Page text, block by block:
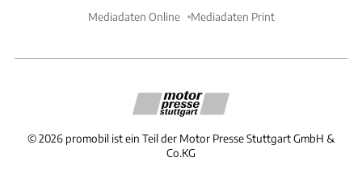
Mediadaten Online Mediadaten Print
©2026 promobil ist ein Teil der Motor Presse Stuttgart GmbH &
Co.KG